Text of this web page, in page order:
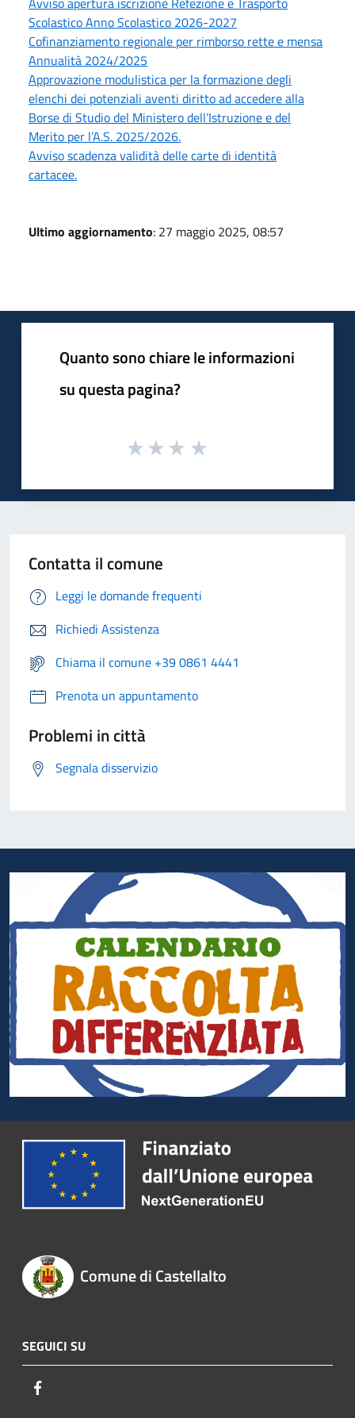
Scolastico Anno Scolastico 2026-2027
Cofinanziamento regionale per rimborso rette e mensa
Annualità 2024/2025
Approvazione modulistica per la formazione degli
elenchi dei potenziali aventi diritto ad accedere alla
Borse di Studio del Ministero dell’Istruzione e del
Merito per l’A.S. 2025/2026.
Avviso scadenza validità delle carte di identità
cartacee.
Ultimo aggiornamento: 27 maggio 2025, 08:57
Quanto sono chiare le informazioni
su questa pagina?
Contatta il comune
Leggi le domande frequenti
Richiedi Assistenza
Chiama il comune +39 0861 4441
Prenota un appuntamento
Problemi in città
Segnala disservizio
Comune di Castellalto
SEGUICI SU